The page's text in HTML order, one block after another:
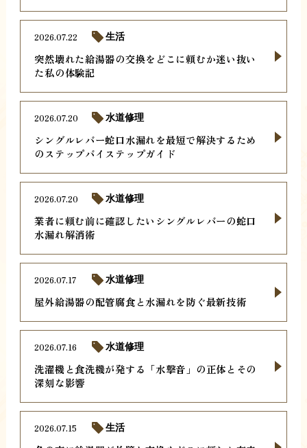
突然壊れた給湯器の交換をどこに頼むか迷い抜い
た私の体験記
2026.07.22 生活
シングルレバー蛇口水漏れを最短で解決するため
のステップバイステップガイド
2026.07.20 水道修理
業者に頼む前に確認したいシングルレバーの蛇口
水漏れ解消術
2026.07.20 水道修理
屋外給湯器の配管腐食と水漏れを防ぐ最新技術
2026.07.17 水道修理
洗濯機と食洗機が発する「水撃音」の正体とその
深刻な影響
2026.07.16 水道修理
2026.07.15 生活